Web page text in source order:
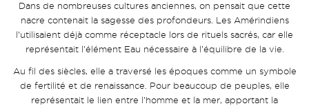
Dans de nombreuses cultures anciennes, on pensait que cette
nacre contenait la sagesse des profondeurs. Les Amérindiens
l’utilisaient déjà comme réceptacle lors de rituels sacrés, car elle
représentait l’élément Eau nécessaire à l’équilibre de la vie.
Au fil des siècles, elle a traversé les époques comme un symbole
de fertilité et de renaissance. Pour beaucoup de peuples, elle
représentait le lien entre l’homme et la mer, apportant la